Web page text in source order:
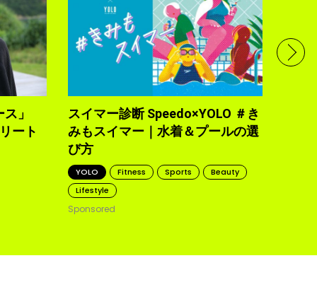
」
ート
スイマー診断 Speedo×YOLO ＃き
みもスイマー｜水着＆プールの選
び方
YOLO Fitness Sports
Beauty
Lifestyle
Sponsored
で完
トレ